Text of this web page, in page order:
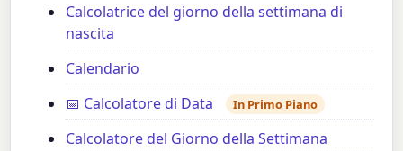
Calcolatrice del giorno della settimana di
nascita
Calendario
📅 Calcolatore di Data
In Primo Piano
Calcolatore del Giorno della Settimana